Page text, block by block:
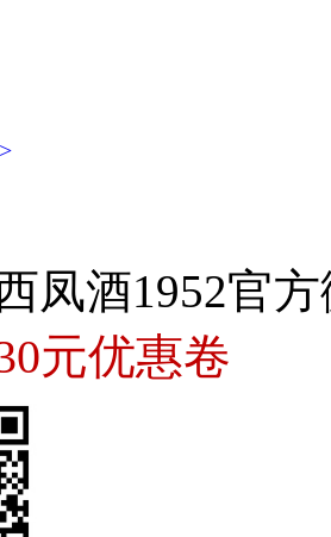
凤酒1952官
元优惠卷